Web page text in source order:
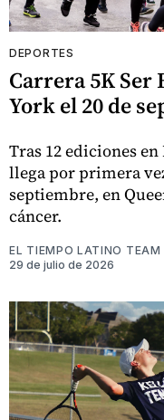
DEPORTES
Carrera 5K Ser
York el 20 de
Tras 12 ediciones
llega por primera
septiembre, en
cáncer.
EL TIEMPO LATINO TEAM
29 de julio de 2026